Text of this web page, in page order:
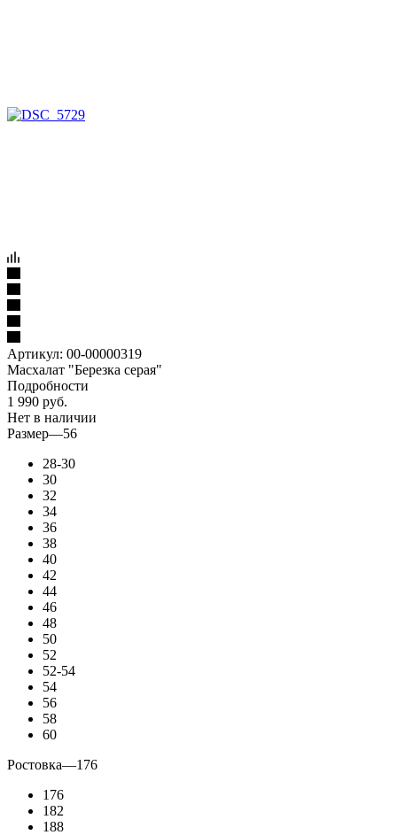
Артикул: 00-00000319
Масхалат "Березка серая"
Подробности
1 990 руб.
Нет в наличии
Размер—56
28-30
30
32
34
36
38
40
42
44
46
48
50
52
52-54
54
56
58
60
Ростовка—176
176
182
188